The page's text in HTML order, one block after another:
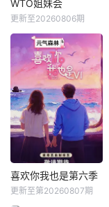
WTO姐妹会
更新至20260806期
喜欢你我也是第六季
更新至第20260807期